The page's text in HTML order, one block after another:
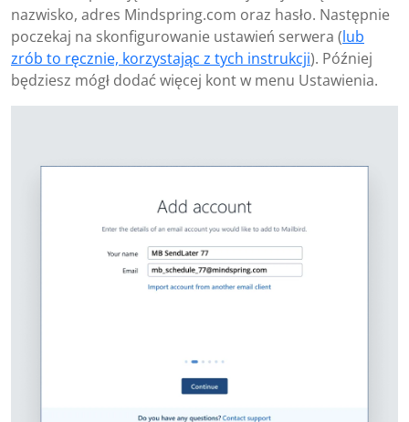
nazwisko, adres Mindspring.com oraz hasło. Następnie
poczekaj na skonfigurowanie ustawień serwera (lub
zrób to ręcznie, korzystając z tych instrukcji). Później
będziesz mógł dodać więcej kont w menu Ustawienia.